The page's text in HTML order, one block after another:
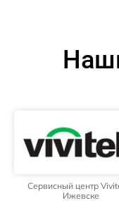
Сервисный центр
Ижевске